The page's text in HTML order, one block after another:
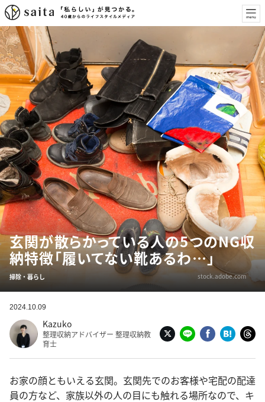
玄関が散らかっている人の5つのNG収
納特徴「履いてない靴あるわ…」
掃除・暮らし stock.adobe.com
2024.10.09
Kazuko
整理収納アドバイザー 整理収納教
育士
お家の顔ともいえる玄関。玄関先でのお客様や宅配の配達
員の方など、家族以外の人の目にも触れる場所なので、キ